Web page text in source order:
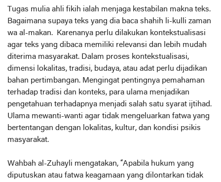
Tugas mulia ahli fikih ialah menjaga kestabilan makna teks.
Bagaimana supaya teks yang dia baca shahih li-kulli zaman
wa al-makan. Karenanya perlu dilakukan kontekstualisasi
agar teks yang dibaca memiliki relevansi dan lebih mudah
diterima masyarakat. Dalam proses kontekstualisasi,
dimensi lokalitas, tradisi, budaya, atau adat perlu dijadikan
bahan pertimbangan. Mengingat pentingnya pemahaman
terhadap tradisi dan konteks, para ulama menjadikan
pengetahuan terhadapnya menjadi salah satu syarat ijtihad.
Ulama mewanti-wanti agar tidak mengeluarkan fatwa yang
bertentangan dengan lokalitas, kultur, dan kondisi psikis
masyarakat.
Wahbah al-Zuhayli mengatakan, “Apabila hukum yang
diputuskan atau fatwa keagamaan yang dilontarkan tidak